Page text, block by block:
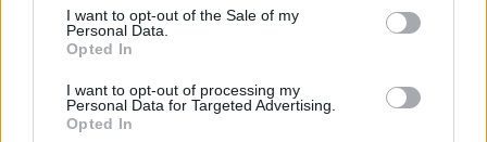
consent section.
I want to opt-out of the Sale of my
Personal Data.
Opted In
I want to opt-out of processing my
Personal Data for Targeted Advertising.
Opted In